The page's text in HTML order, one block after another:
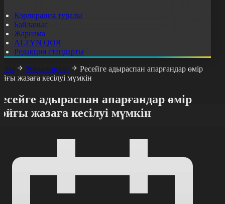
Корпорация туралы
Байланыс
Жарнама
ALTYN QOR
Редакция стандарты
Жаңалықтар
Ресейге адыраспан апарғандар өмір
жазаға кесілуі мүмкін
адыраспан апарғандар өмір
жазаға кесілуі мүмкін